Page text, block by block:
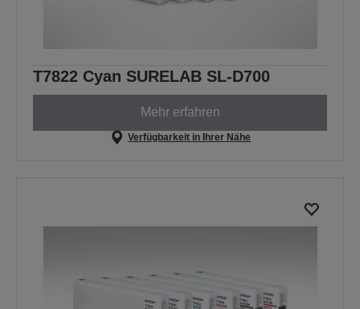
T7822 Cyan SURELAB SL-D700
Mehr erfahren
Verfügbarkeit in Ihrer Nähe